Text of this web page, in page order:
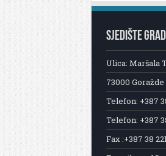
SJEDIŠTE
Ulica: Maršala
73000 Goražde
Telefon: +387
Telefon: +387
Fax :+387 38